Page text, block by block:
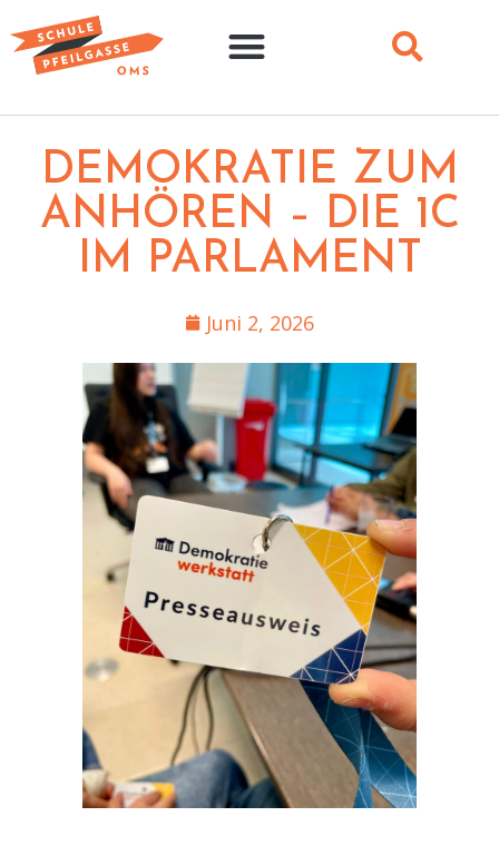
DEMOKRATIE ZUM
ANHÖREN – DIE 1C
IM PARLAMENT
Juni 2, 2026